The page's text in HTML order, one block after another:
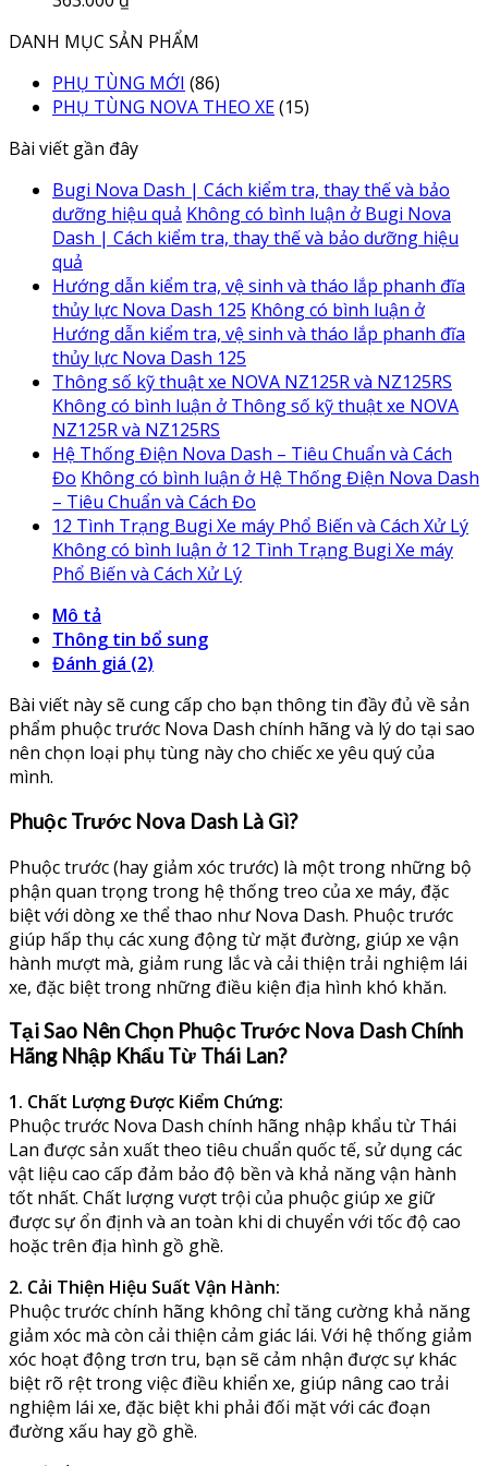
DANH MỤC SẢN PHẨM
PHỤ TÙNG MỚI (86)
PHỤ TÙNG NOVA THEO XE(15)
Bài viết gần đây
Bugi Nova Dash | Cách kiểm tra, thay thế và bảo
dưỡng hiệu quả Không có bình luận ở Bugi Nova
Dash | Cách kiểm tra, thay thế và bảo dưỡng hiệu
quả
Hướng dẫn kiểm tra, vệ sinh và tháo lắp phanh đĩa
thủy lực Nova Dash 125 Không có bình luận ở
Hướng dẫn kiểm tra, vệ sinh và tháo lắp phanh đĩa
thủy lực Nova Dash 125
Thông số kỹ thuật xe NOVA NZ125R và NZ125RS
Không có bình luận ở Thông số kỹ thuật xe NOVA
NZ125R và NZ125RS
Hệ Thống Điện Nova Dash – Tiêu Chuẩn và Cách
Đo Không có bình luận ở Hệ Thống Điện Nova Dash
– Tiêu Chuẩn và Cách Đo
12 Tình Trạng Bugi Xe máy Phổ Biến và Cách Xử Lý
Không có bình luận ở 12 Tình Trạng Bugi Xe máy
Phổ Biến và Cách Xử Lý
Mô tả
Thông tin bổ sung
Đánh giá (2)
Bài viết này sẽ cung cấp cho bạn thông tin đầy đủ về sản
phẩm phuộc trước Nova Dash chính hãng và lý do tại sao
nên chọn loại phụ tùng này cho chiếc xe yêu quý của
mình.
Phuộc Trước Nova Dash Là Gì?
Phuộc trước (hay giảm xóc trước) là một trong những bộ
phận quan trọng trong hệ thống treo của xe máy, đặc
biệt với dòng xe thể thao như Nova Dash. Phuộc trước
giúp hấp thụ các xung động từ mặt đường, giúp xe vận
hành mượt mà, giảm rung lắc và cải thiện trải nghiệm lái
xe, đặc biệt trong những điều kiện địa hình khó khăn.
Tại Sao Nên Chọn Phuộc Trước Nova Dash Chính
Hãng Nhập Khẩu Từ Thái Lan?
1. Chất Lượng Được Kiểm Chứng:
Phuộc trước Nova Dash chính hãng nhập khẩu từ Thái
Lan được sản xuất theo tiêu chuẩn quốc tế, sử dụng các
vật liệu cao cấp đảm bảo độ bền và khả năng vận hành
tốt nhất. Chất lượng vượt trội của phuộc giúp xe giữ
được sự ổn định và an toàn khi di chuyển với tốc độ cao
hoặc trên địa hình gồ ghề.
2. Cải Thiện Hiệu Suất Vận Hành:
Phuộc trước chính hãng không chỉ tăng cường khả năng
giảm xóc mà còn cải thiện cảm giác lái. Với hệ thống giảm
xóc hoạt động trơn tru, bạn sẽ cảm nhận được sự khác
biệt rõ rệt trong việc điều khiển xe, giúp nâng cao trải
nghiệm lái xe, đặc biệt khi phải đối mặt với các đoạn
đường xấu hay gồ ghề.